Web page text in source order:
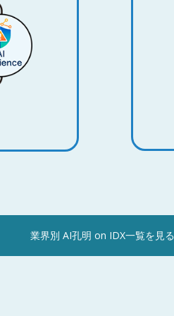
業界別 AI孔明 on IDX一覧を見る